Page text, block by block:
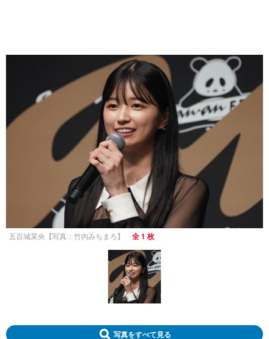
五百城茉央【写真：竹内みちまろ】 全 1 枚
写真をすべて見る